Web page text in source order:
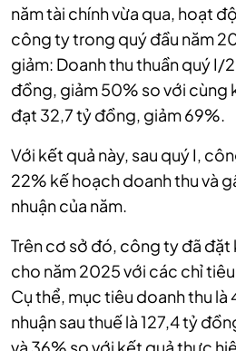
năm tài chính vừa qua, hoạt
công ty trong quý đầu năm
giảm: Doanh thu thuần quý
đồng, giảm 50% so với cùng
đạt 32,7 tỷ đồng, giảm 69%.
Với kết quả này, sau quý I,
22% kế hoạch doanh thu và
nhuận của năm.
Trên cơ sở đó, công ty đã đặt
cho năm 2025 với các chỉ
Cụ thể, mục tiêu doanh thu
nhuận sau thuế là 127,4 tỷ